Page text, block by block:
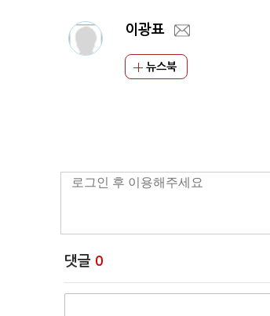
이광표
뉴스북
댓글 0